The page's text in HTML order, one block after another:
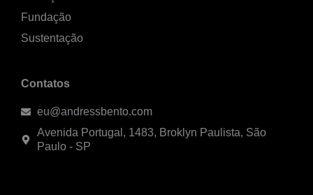
Fundação
Sustentação
Contatos
eu@andressbento.com
Avenida Portugal, 1483, Broklyn Paulista, São
Paulo - SP